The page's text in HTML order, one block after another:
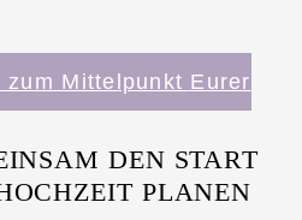
zum Mittelpunkt Eurer
DEN START
PLANEN